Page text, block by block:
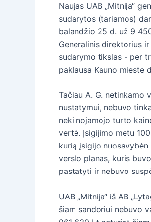
Naujas UAB „Mitnija“
sudarytos (tariamos)
balandžio 25 d. už 9
Generalinis direktorius
sudarymo tikslas - per
paklausa Kauno mieste
Tačiau A. G. netinkamo
nustatymui, nebuvo
nekilnojamojo turto
vertė. Įsigijimo metu
kurią įsigijo
verslo planas, kuris
pastatyti ir nebuvo
UAB „Mitnija“ iš AB
šiam sandoriui nebuvo